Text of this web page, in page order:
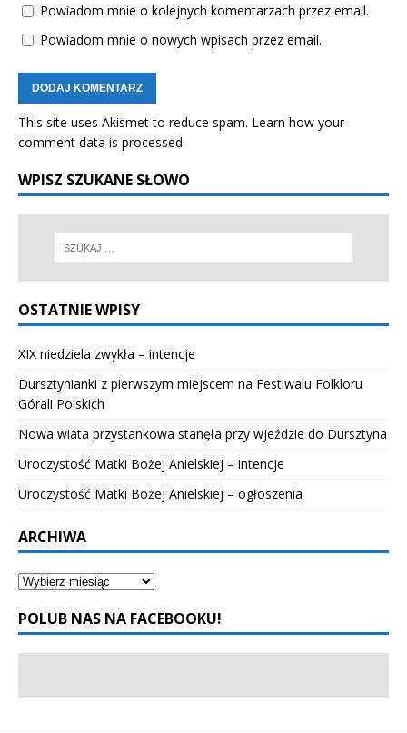
Powiadom mnie o kolejnych komentarzach przez email.
Powiadom mnie o nowych wpisach przez email.
This site uses Akismet to reduce spam. Learn how your
comment data is processed.
WPISZ SZUKANE SŁOWO
OSTATNIE WPISY
XIX niedziela zwykła – intencje
Dursztynianki z pierwszym miejscem na Festiwalu Folkloru
Górali Polskich
Nowa wiata przystankowa stanęła przy wjeździe do Dursztyna
Uroczystość Matki Bożej Anielskiej – intencje
Uroczystość Matki Bożej Anielskiej – ogłoszenia
ARCHIWA
POLUB NAS NA FACEBOOKU!